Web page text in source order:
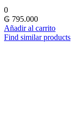
0
₲ 795.000
Añadir al carrito
Find similar products